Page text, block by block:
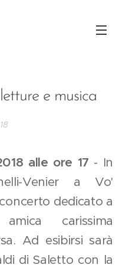
e musica
alle ore 17 - In
Venier a Vo'
dedicato a
carissima
Ad esibirsi sarà
di Saletto con la